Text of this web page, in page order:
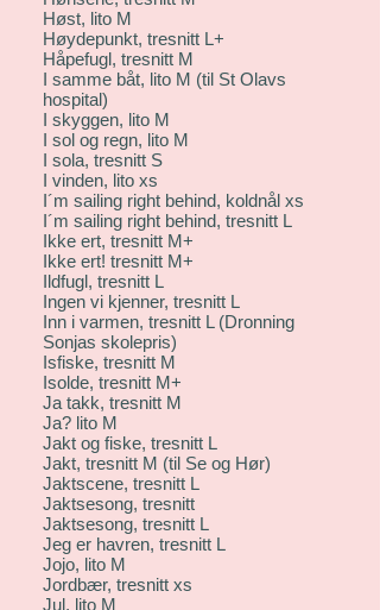
Høst, lito M
Høydepunkt, tresnitt L+
Håpefugl, tresnitt M
I samme båt, lito M (til St Olavs
hospital)
I skyggen, lito M
I sol og regn, lito M
I sola, tresnitt S
I vinden, lito xs
I´m sailing right behind, koldnål xs
I´m sailing right behind, tresnitt L
Ikke ert, tresnitt M+
Ikke ert! tresnitt M+
Ildfugl, tresnitt L
Ingen vi kjenner, tresnitt L
Inn i varmen, tresnitt L (Dronning
Sonjas skolepris)
Isfiske, tresnitt M
Isolde, tresnitt M+
Ja takk, tresnitt M
Ja? lito M
Jakt og fiske, tresnitt L
Jakt, tresnitt M (til Se og Hør)
Jaktscene, tresnitt L
Jaktsesong, tresnitt
Jaktsesong, tresnitt L
Jeg er havren, tresnitt L
Jojo, lito M
Jordbær, tresnitt xs
Jul, lito M